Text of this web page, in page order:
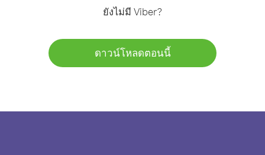
ยังไม่มี Viber?
ดาวน์โหลดตอนนี้